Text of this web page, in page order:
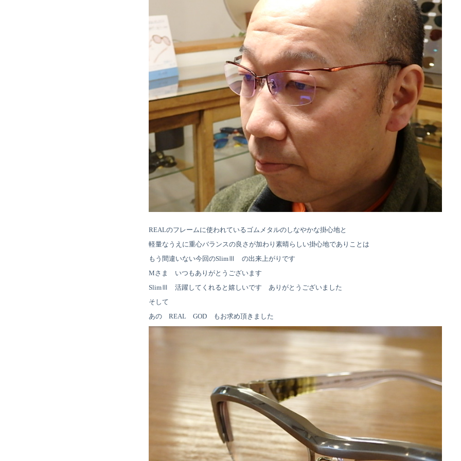
REALのフレームに使われているゴムメタルのしなやかな掛心地と
軽量なうえに重心バランスの良さが加わり素晴らしい掛心地でありことは
もう間違いない今回のSlimⅢ の出来上がりです
Mさま いつもありがとうございます
SlimⅢ 活躍してくれると嬉しいです ありがとうございました
そして
あの REAL GOD もお求め頂きました